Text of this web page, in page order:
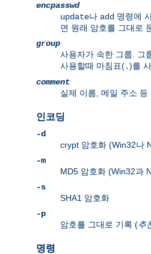
encpasswd
update나 add 명령에
면 원래 암호를 그대로
group
사용자가 속한 그룹. 그
사용할때 마침표(.)를
comment
실제 이름, 메일 주소
인코딩
-d
crypt 암호화 (Win32나
-m
MD5 암호화 (Win32과
-s
SHA1 암호화
-p
암호를 그대로 기록 (추
명령